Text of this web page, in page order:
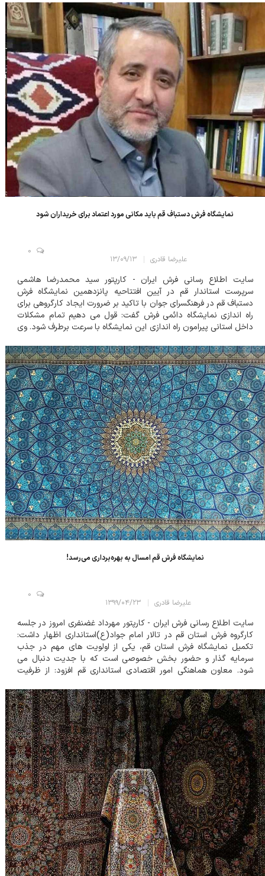
پدید آمده ا...
نمایشگاه فرش دستباف قم باید مکانی مورد اعتماد برای خریداران شود
علیرضا قادری ۱۳/۰۹/۱۳
0
سایت اطلاع رسانی فرش ایران - کارپتور سید محمدرضا هاشمی
سرپرست استاندار قم در آیین افتتاحیه پانزدهمین نمایشگاه فرش
دستباف قم در فرهنگسرای جوان با تاکید بر ضرورت ایجاد کارگروهی برای
راه اندازی نمایشگاه دائمی فرش گفت: قول می دهیم تمام مشکلات
داخل استانی پیرامون راه اندازی این نمایشگاه با سرعت برطرف شود. وی
مشتریان در انتخاب، دسترس...
نمایشگاه فرش قم امسال به بهره‌برداری می‌رسد!
علیرضا قادری ۱۳۹۹/۰۴/۲۳
0
سایت اطلاع رسانی فرش ایران - کارپتور مهرداد غضنفری امروز در جلسه
کارگروه فرش استان قم در تالار امام جواد(ع)استانداری اظهار داشت:
تکمیل نمایشگاه فرش استان قم، یکی از اولویت های مهم در جذب
سرمایه گذار و حضور بخش خصوصی است که با جدیت دنبال می
شود. معاون هماهنگی امور اقتصادی استانداری قم افزود: از ظرفیت
کنیم و واگذاری تنها از مسیر ماده...